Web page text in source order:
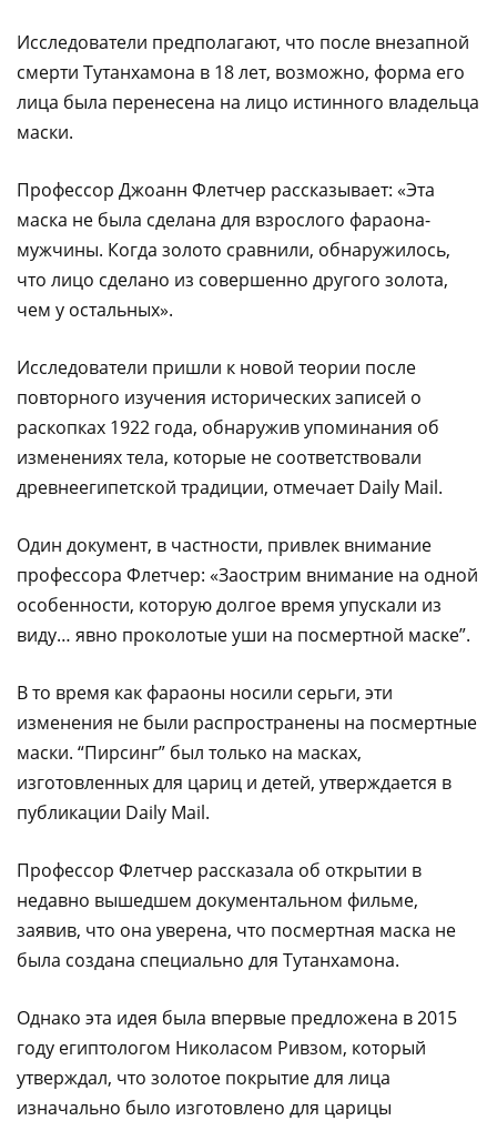
Исследователи предполагают, что после внезапной
смерти Тутанхамона в 18 лет, возможно, форма его
лица была перенесена на лицо истинного владельца
маски.
Профессор Джоанн Флетчер рассказывает: «Эта
маска не была сделана для взрослого фараона-
мужчины. Когда золото сравнили, обнаружилось,
что лицо сделано из совершенно другого золота,
чем у остальных».
Исследователи пришли к новой теории после
повторного изучения исторических записей о
раскопках 1922 года, обнаружив упоминания об
изменениях тела, которые не соответствовали
древнеегипетской традиции, отмечает Daily Mail.
Один документ, в частности, привлек внимание
профессора Флетчер: «Заострим внимание на одной
особенности, которую долгое время упускали из
виду… явно проколотые уши на посмертной маске”.
В то время как фараоны носили серьги, эти
изменения не были распространены на посмертные
маски. “Пирсинг” был только на масках,
изготовленных для цариц и детей, утверждается в
публикации Daily Mail.
Профессор Флетчер рассказала об открытии в
недавно вышедшем документальном фильме,
заявив, что она уверена, что посмертная маска не
была создана специально для Тутанхамона.
Однако эта идея была впервые предложена в 2015
году египтологом Николасом Ривзом, который
утверждал, что золотое покрытие для лица
изначально было изготовлено для царицы